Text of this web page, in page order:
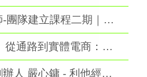
【築底課程】楊百川老師-團隊建立課程二期｜打造屬於自己的引導力
【2026謝健南大師專班】從通路到實體電商：地方品牌的下一步
【大師講座】善菓集團創辦人 嚴心鏞 - 利他經營 開創綠色餐飲新未來